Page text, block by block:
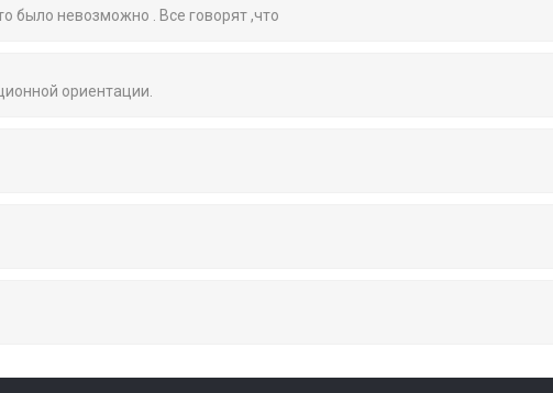
было невозможно . Все говорят ,что
ориентации.